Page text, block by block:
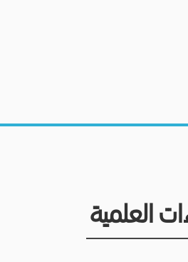
العلمية